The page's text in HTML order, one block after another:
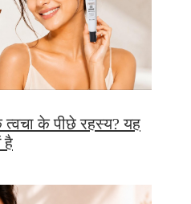
के पीछे रहस्य? यह
है